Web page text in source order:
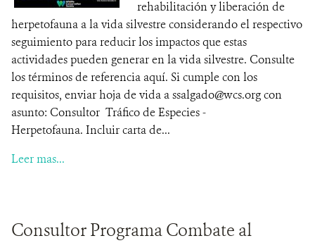
rehabilitación y liberación de
herpetofauna a la vida silvestre considerando el respectivo
seguimiento para reducir los impactos que estas
actividades pueden generar en la vida silvestre. Consulte
los términos de referencia aquí. Si cumple con los
requisitos, enviar hoja de vida a ssalgado@wcs.org con
asunto: Consultor Tráfico de Especies -
Herpetofauna. Incluir carta de...
Leer mas...
Consultor Programa Combate al